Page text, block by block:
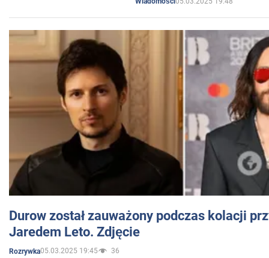
Durow został zauważony podczas kolacji
Jaredem Leto. Zdjęcie
Rozrywka05.03.2025 19:45 36